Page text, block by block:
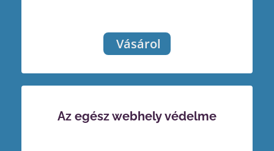
Vásárol
Az egész webhely védelme